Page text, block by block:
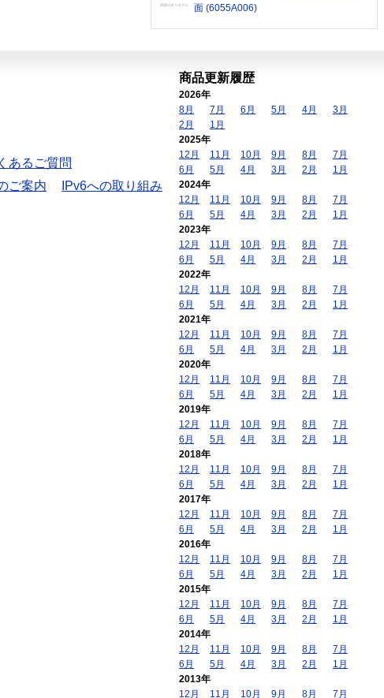
面 (6055A006)
あるご質問
ご案内
IPv6への取り組み
商品更新履歴
2026年
8月
7月 6月 5月 4月
3月
2月
1月
2025年
12月
11月 10月 9月 8月
7月
6月
5月 4月 3月 2月
1月
2024年
12月
11月 10月 9月 8月
7月
6月
5月 4月 3月 2月
1月
2023年
12月
11月 10月 9月 8月
7月
6月
5月 4月 3月 2月
1月
2022年
12月
11月 10月 9月 8月
7月
6月
5月 4月 3月 2月
1月
2021年
12月
11月 10月 9月 8月
7月
6月
5月 4月 3月 2月
1月
2020年
12月
11月 10月 9月 8月
7月
6月
5月 4月 3月 2月
1月
2019年
12月
11月 10月 9月 8月
7月
6月
5月 4月 3月 2月
1月
2018年
12月
11月 10月 9月 8月
7月
6月
5月 4月 3月 2月
1月
2017年
12月
11月 10月 9月 8月
7月
6月
5月 4月 3月 2月
1月
2016年
12月
11月 10月 9月 8月
7月
6月
5月 4月 3月 2月
1月
2015年
12月
11月 10月 9月 8月
7月
6月
5月 4月 3月 2月
1月
2014年
12月
11月 10月 9月 8月
7月
6月
5月 4月 3月 2月
1月
2013年
12月
11月 10月 9月 8月 7月